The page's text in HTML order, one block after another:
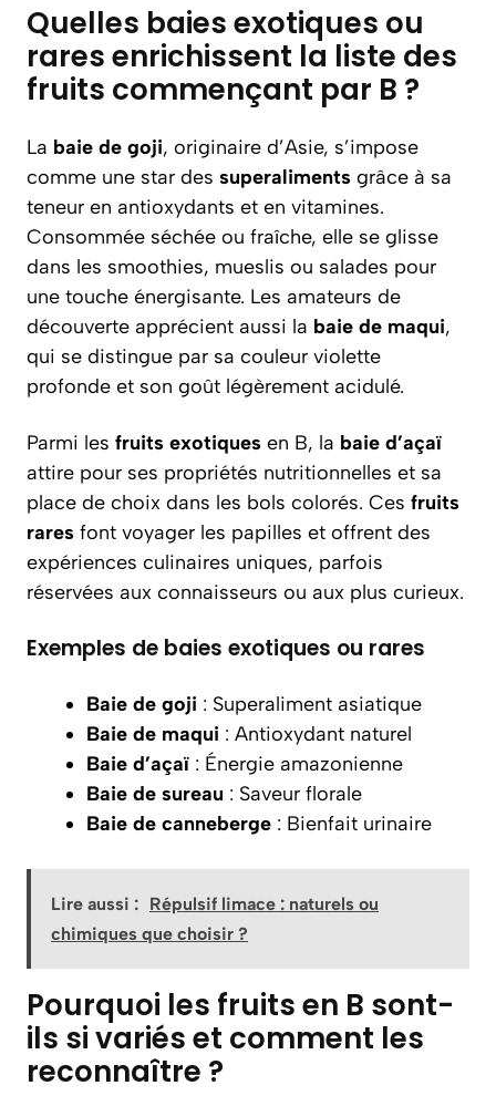
Quelles baies exotiques ou
rares enrichissent la liste des
fruits commençant par B ?
La baie de goji, originaire d’Asie, s’impose
comme une star des superaliments grâce à sa
teneur en antioxydants et en vitamines.
Consommée séchée ou fraîche, elle se glisse
dans les smoothies, mueslis ou salades pour
une touche énergisante. Les amateurs de
découverte apprécient aussi la baie de maqui,
qui se distingue par sa couleur violette
profonde et son goût légèrement acidulé.
Parmi les fruits exotiques en B, la baie d’açaï
attire pour ses propriétés nutritionnelles et sa
place de choix dans les bols colorés. Ces fruits
rares font voyager les papilles et offrent des
expériences culinaires uniques, parfois
réservées aux connaisseurs ou aux plus curieux.
Exemples de baies exotiques ou rares
Baie de goji : Superaliment asiatique
Baie de maqui : Antioxydant naturel
Baie d’açaï : Énergie amazonienne
Baie de sureau : Saveur florale
Baie de canneberge : Bienfait urinaire
Lire aussi : Répulsif limace : naturels ou
chimiques que choisir ?
Pourquoi les fruits en B sont-
ils si variés et comment les
reconnaître ?